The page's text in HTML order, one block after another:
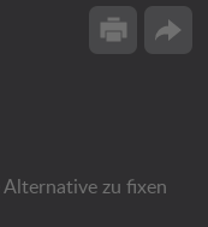
zu fixen
Drucken